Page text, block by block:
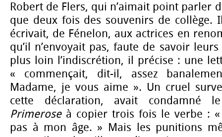
Robert de Flers, qui n’aimait point parler
que deux fois des souvenirs de collège.
écrivait, de Fénelon, aux actrices en
qu’il n’envoyait pas, faute de savoir
plus loin l’indiscrétion, il précise : une
« commençait, dit-il, assez
Madame, je vous aime ». Un cruel
cette déclaration, avait condamné
Primerose à copier trois fois le verbe : «
pas à mon âge. » Mais les punitions